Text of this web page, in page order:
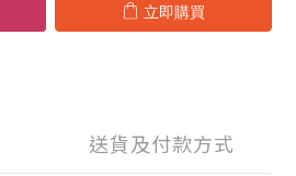
立即購買
送貨及付款方式